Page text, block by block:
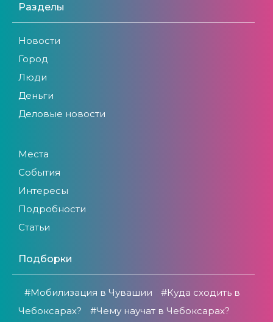
Разделы
Новости
Город
Люди
Деньги
Деловые новости
Места
События
Интересы
Подробности
Статьи
Подборки
#Мобилизация в Чувашии
#Куда сходить в
Чебоксарах?
#Чему научат в Чебоксарах?